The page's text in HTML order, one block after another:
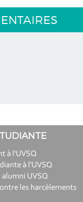
à l'UVSQ
à l'UVSQ
alumni UVSQ
les harcèlements